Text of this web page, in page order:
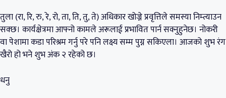
तुला (रा, रि, रु, रे, रो, ता, ति, तु, ते) अधिकार खोज्ने प्रवृत्तिले समस्या निम्त्याउन
सक्छ। कार्यक्षेत्रमा आफ्नो कामले अरूलाई प्रभावित पार्न सक्नुहुनेछ। नोकरी
वा पेशामा कडा परिश्रम गर्नु परे पनि लक्ष्य सम्म पुग्न सकिएला। आजको शुभ रंग
खैरो हो भने शुभ अंक २ रहेको छ।
धनु